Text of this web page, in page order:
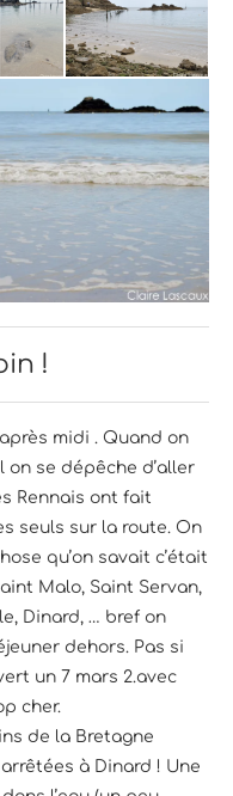
!
midi . Quand on
se dépêche d’aller
Rennais ont fait
seuls sur la route. On
qu’on savait c’était
Malo, Saint Servan,
Dinard, … bref on
dehors. Pas si
un 7 mars 2.avec
cher.
de la Bretagne
arrêtées à Dinard ! Une